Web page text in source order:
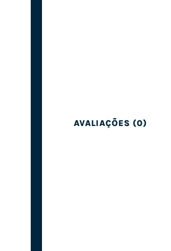
AVALIAÇÕES (0)